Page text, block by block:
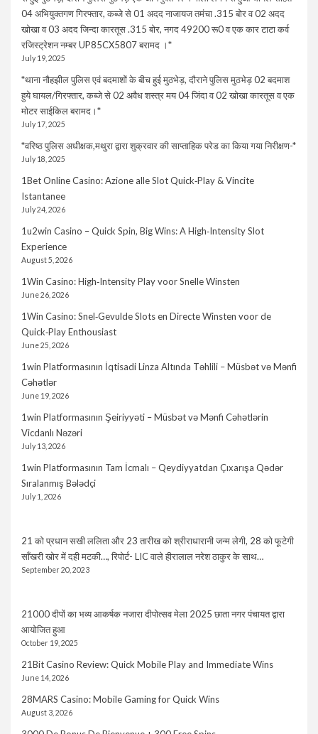
04 अभियुक्तगण गिरफ्तार, कब्जे से 01 अदद नाजायज तमंचा .315 बोर व 02 अदद
खोखा व 03 अदद जिन्दा कारतूस .315 बोर, नगद 49200 रू0 व एक कार टाटा कर्व
रजिस्ट्रेशन नम्बर UP85CX5807 बरामद ।*
July 19, 2025
*थाना नौहझील पुलिस एवं बदमाशों के बीच हुई मुठभेड़, दौराने पुलिस मुठभेड़ 02 बदमाश
हुये घायल/गिरफ्तार, कब्जे से 02 अवैध शस्त्र मय 04 जिंदा व 02 खोखा कारतूस व एक
मोटर साईकिल बरामद।*
July 17, 2025
*वरिष्ठ पुलिस अधीक्षक,मथुरा द्वारा शुक्रवार की साप्ताहिक परेड का किया गया निरीक्षण-*
July 18, 2025
1Bet Online Casino: Azione alle Slot Quick‑Play & Vincite
Istantanee
July 24, 2026
1u2win Casino – Quick Spin, Big Wins: A High‑Intensity Slot
Experience
August 5, 2026
1Win Casino: High‑Intensity Play voor Snelle Winsten
June 26, 2026
1Win Casino: Snel‑Gevulde Slots en Directe Winsten voor de
Quick‑Play Enthousiast
June 25, 2026
1win Platformasının İqtisadi Linza Altında Təhlili – Müsbət və Mənfi
Cəhətlər
June 19, 2026
1win Platformasının Şeiriyyəti – Müsbət və Mənfi Cəhətlərin
Vicdanlı Nəzəri
July 13, 2026
1win Platformasının Tam İcmalı – Qeydiyyatdan Çıxarışa Qədər
Sıralanmış Bələdçi
July 1, 2026
21 को प्रधान सखी ललिता और 23 तारीख को श्रीराधारानी जन्म लेगी, 28 को फूटेगी
साँखरी खोर में दही मटकी…, रिपोर्ट- LIC वाले हीरालाल नरेश ठाकुर के साथ…
September 20, 2023
21000 दीपों का भव्य आकर्षक नजारा दीपोत्सव मेला 2025 छाता नगर पंचायत द्वारा
आयोजित हुआ
October 19, 2025
21Bit Casino Review: Quick Mobile Play and Immediate Wins
June 14, 2026
28MARS Casino: Mobile Gaming for Quick Wins
August 3, 2026